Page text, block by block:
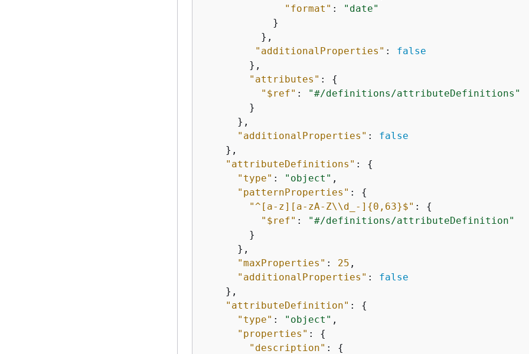
"format" :
"date"
            }
          },
"additionalProperties" : false
        },
"attributes" : {
"$ref" :
"#/definitions/attributeDefinitions"
        }
      },
"additionalProperties" : false
    },
"attributeDefinitions" : {
"type" : "object" ,
"patternProperties" : {
"^[a-z][a-zA-Z\\d_-] {0,63}$" : {
"$ref" :
"#/definitions/attributeDefinition"
        }
      },
"maxProperties" : 25 ,
"additionalProperties" : false
    },
"attributeDefinition" : {
"type" : "object" ,
"properties" : {
"description" : {